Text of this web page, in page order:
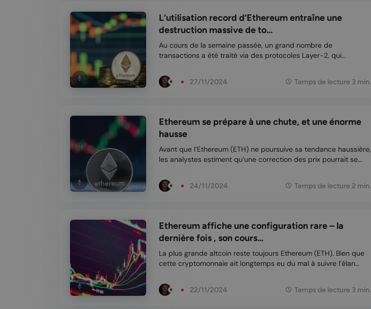
L’utilisation record d’Ethereum entraîne une
destruction massive de to...
Au cours de la semaine passée, un grand nombre de
transactions a été traité via des protocoles Layer-2, qui
hausse des transactions est un signe positif pour l’adoption,
bien qu’elle s’accompagne...
27/11/2024 Temps de lecture 3 min.
Ethereum se prépare à une chute, et une énorme
hausse
Avant que l’Ethereum (ETH) ne poursuive sa tendance haussière,
les analystes estiment qu’une correction des prix pourrait se
concernant Ethereum à long terme. Selon un analyste, Ethereum
pou...
24/11/2024 Temps de lecture 2 min.
Ethereum affiche une configuration rare – la
dernière fois , son cours...
La plus grande altcoin reste toujours Ethereum (ETH). Bien que
cette cryptomonnaie ait longtemps eu du mal à suivre l’élan
changer. Au cours des dernières 24 heures, sa valeur a même
grimpé de...22/11/2024 Temps de lecture 3 min.